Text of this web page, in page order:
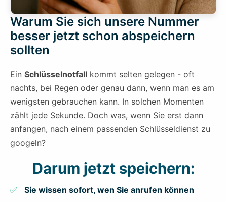
Warum Sie sich unsere Nummer
besser jetzt schon abspeichern
sollten
Ein Schlüsselnotfall kommt selten gelegen - oft
nachts, bei Regen oder genau dann, wenn man es am
wenigsten gebrauchen kann. In solchen Momenten
zählt jede Sekunde. Doch was, wenn Sie erst dann
anfangen, nach einem passenden Schlüsseldienst zu
googeln?
Darum jetzt speichern:
Sie wissen sofort, wen Sie anrufen können